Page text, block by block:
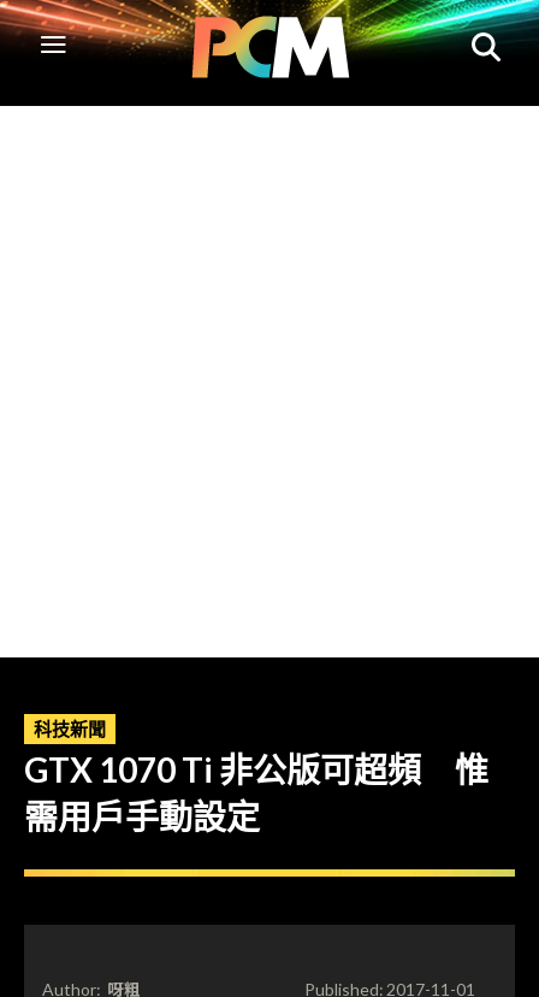
科技新聞
GTX 1070 Ti 非公版可超頻 惟
需用戶手動設定
Author: 呀粗 Published:2017-11-01